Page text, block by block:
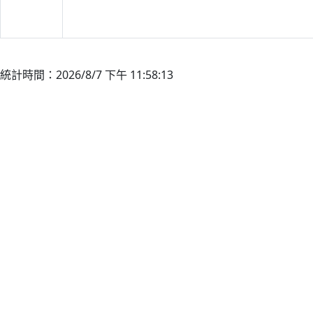
統計時間：2026/8/7 下午 11:58:13